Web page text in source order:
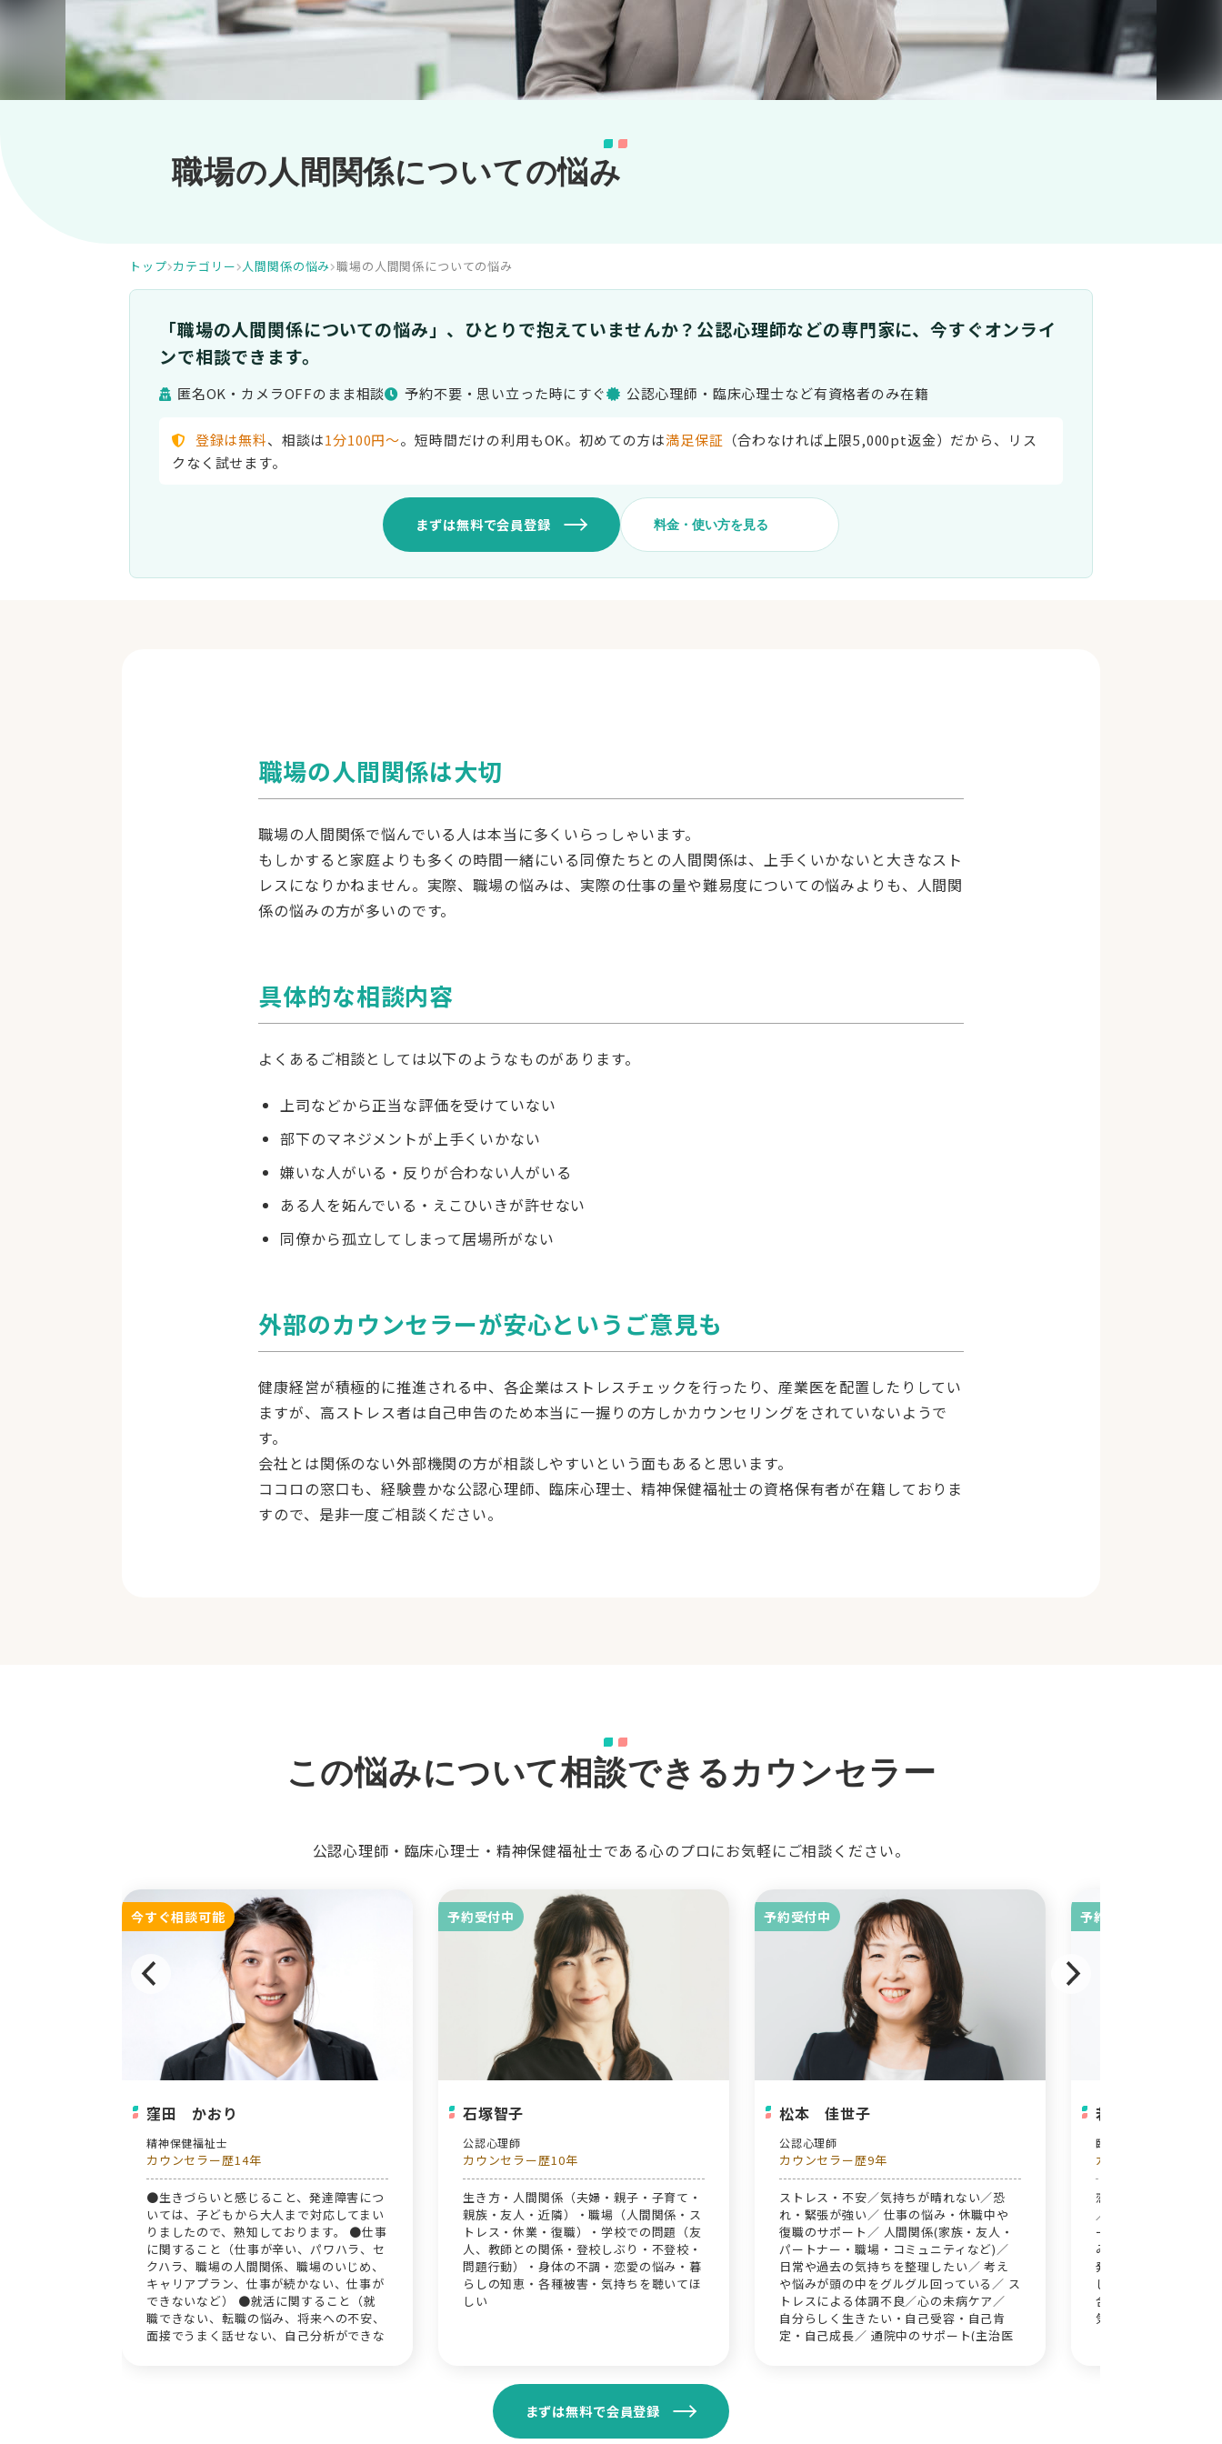
職場の人間関係についての悩み
トップ カテゴリー 人間関係の悩み 職場の人間関係についての悩み
「職場の人間関係についての悩み」、ひとりで抱えていませんか？ 公認心理師などの専門家に、今すぐオンライ
ンで相談できます。
匿名OK・カメラOFFのまま相談 予約不要・思い立った時にすぐ 公認心理師・臨床心理士など有資格者のみ在籍
登録は無料、相談は1分100円〜。短時間だけの利用もOK。初めての方は満足保証 （合わなければ上限5,000pt返金）だから、リス
クなく試せます。
まずは無料で会員登録 料金・使い方を見る
料金
3,000円
5,000円
10,000円
※クレジットカード・銀行振込。1,000円から購入可（まとめ買いでボ
ーナスpt付与）。
使い方
職場の人間関係は大切
職場の人間関係で悩んでいる人は本当に多くいらっしゃいます。
もしかすると家庭よりも多くの時間一緒にいる同僚たちとの人間関係は、上手くいかないと大きなスト
レスになりかねません。実際、職場の悩みは、実際の仕事の量や難易度についての悩みよりも、人間関
係の悩みの方が多いのです。
具体的な相談内容
よくあるご相談としては以下のようなものがあります。
上司などから正当な評価を受けていない
部下のマネジメントが上手くいかない
嫌いな人がいる・反りが合わない人がいる
ある人を妬んでいる・えこひいきが許せない
同僚から孤立してしまって居場所がない
外部のカウンセラーが安心というご意見も
健康経営が積極的に推進される中、各企業はストレスチェックを行ったり、産業医を配置したりしてい
ますが、高ストレス者は自己申告のため本当に一握りの方しかカウンセリングをされていないようで
す。
会社とは関係のない外部機関の方が相談しやすいという面もあると思います。
ココロの窓口も、経験豊かな公認心理師、臨床心理士、精神保健福祉士の資格保有者が在籍しておりま
すので、是非一度ご相談ください。
この悩みについて相談できるカウンセラー
公認心理師・臨床心理士・精神保健福祉士である心のプロにお気軽にご相談ください。
今すぐ相談可能
窪田 かおり
精神保健福祉士
カウンセラー歴14年
●生きづらいと感じること、発達障害につ
いては、子どもから大人まで対応してまい
りましたので、熟知しております。 ●仕事
に関すること（仕事が辛い、パワハラ、セ
クハラ、職場の人間関係、職場のいじめ、
キャリアプラン、仕事が続かない、仕事が
できないなど） ●就活に関すること（就
職できない、転職の悩み、将来への不安、
面接でうまく話せない、自己分析ができな
予約受付中
石塚智子
公認心理師
カウンセラー歴10年
生き方・人間関係（夫婦・親子・子育て・
親族・友人・近隣）・職場（人間関係・ス
トレス・休業・復職）・学校での問題（友
人、教師との関係・登校しぶり・不登校・
問題行動）・身体の不調・恋愛の悩み・暮
らしの知恵・各種被害・気持ちを聴いてほ
しい
予約受付中
松本 佳世子
公認心理師
カウンセラー歴9年
ストレス・不安／気持ちが晴れない／恐
れ・緊張が強い／ 仕事の悩み・休職中や
復職のサポート／ 人間関係(家族・友人・
パートナー・職場・コミュニティなど)／
日常や過去の気持ちを整理したい／ 考え
や悩みが頭の中をグルグル回っている／ ス
トレスによる体調不良／心の未病ケア／
自分らしく生きたい・自己受容・自己肯
定・自己成長／ 通院中のサポート(主治医
予約受付中
若林 志津香
臨床心理士
カウンセラー歴25年
恋人・夫婦・親子関
／職場のストレス／
ーション／ 精神障害
み／生きづらさの悩
発達障害(子ども・大
して🍀丁寧に心の痛
合います。 ほっとで
気持ちを整理してい
まずは無料で会員登録